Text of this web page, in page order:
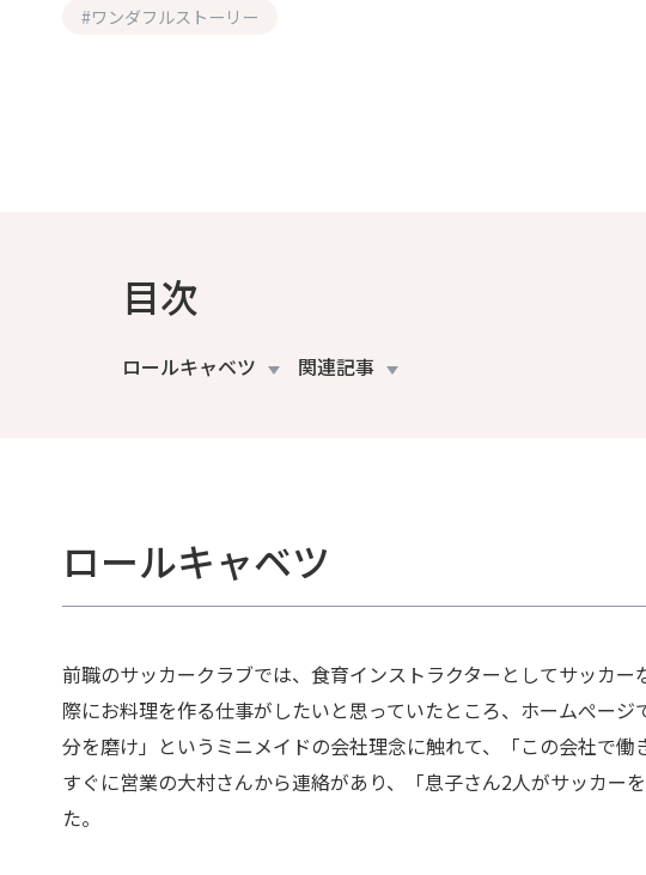
#ワンダフルストーリー
目次
ロールキャベツ 関連記事
ロールキャベツ
前職のサッカークラブでは、食育インストラクターとしてサッカ
際にお料理を作る仕事がしたいと思っていたところ、ホームぺー
分を磨け」というミニメイドの会社理念に触れて、「この会社で働
すぐに営業の大村さんから連絡があり、「息子さん2人がサッカー
た。